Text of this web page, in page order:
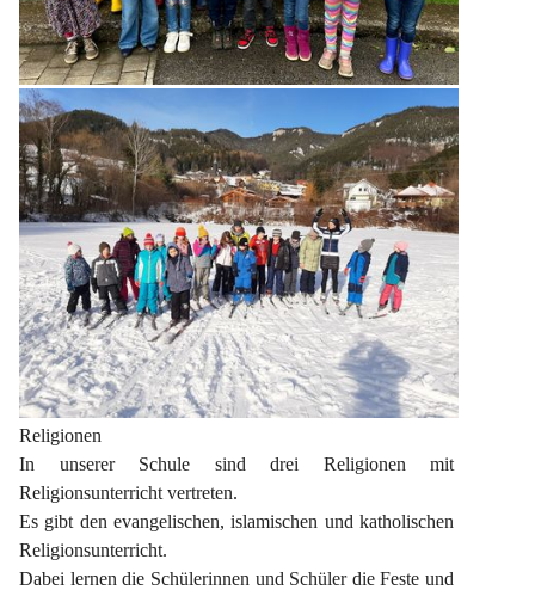
Religionen
In unserer Schule sind drei Religionen mit
Religionsunterricht vertreten.
Es gibt den evangelischen, islamischen und katholischen
Religionsunterricht.
Dabei lernen die Schülerinnen und Schüler die Feste und